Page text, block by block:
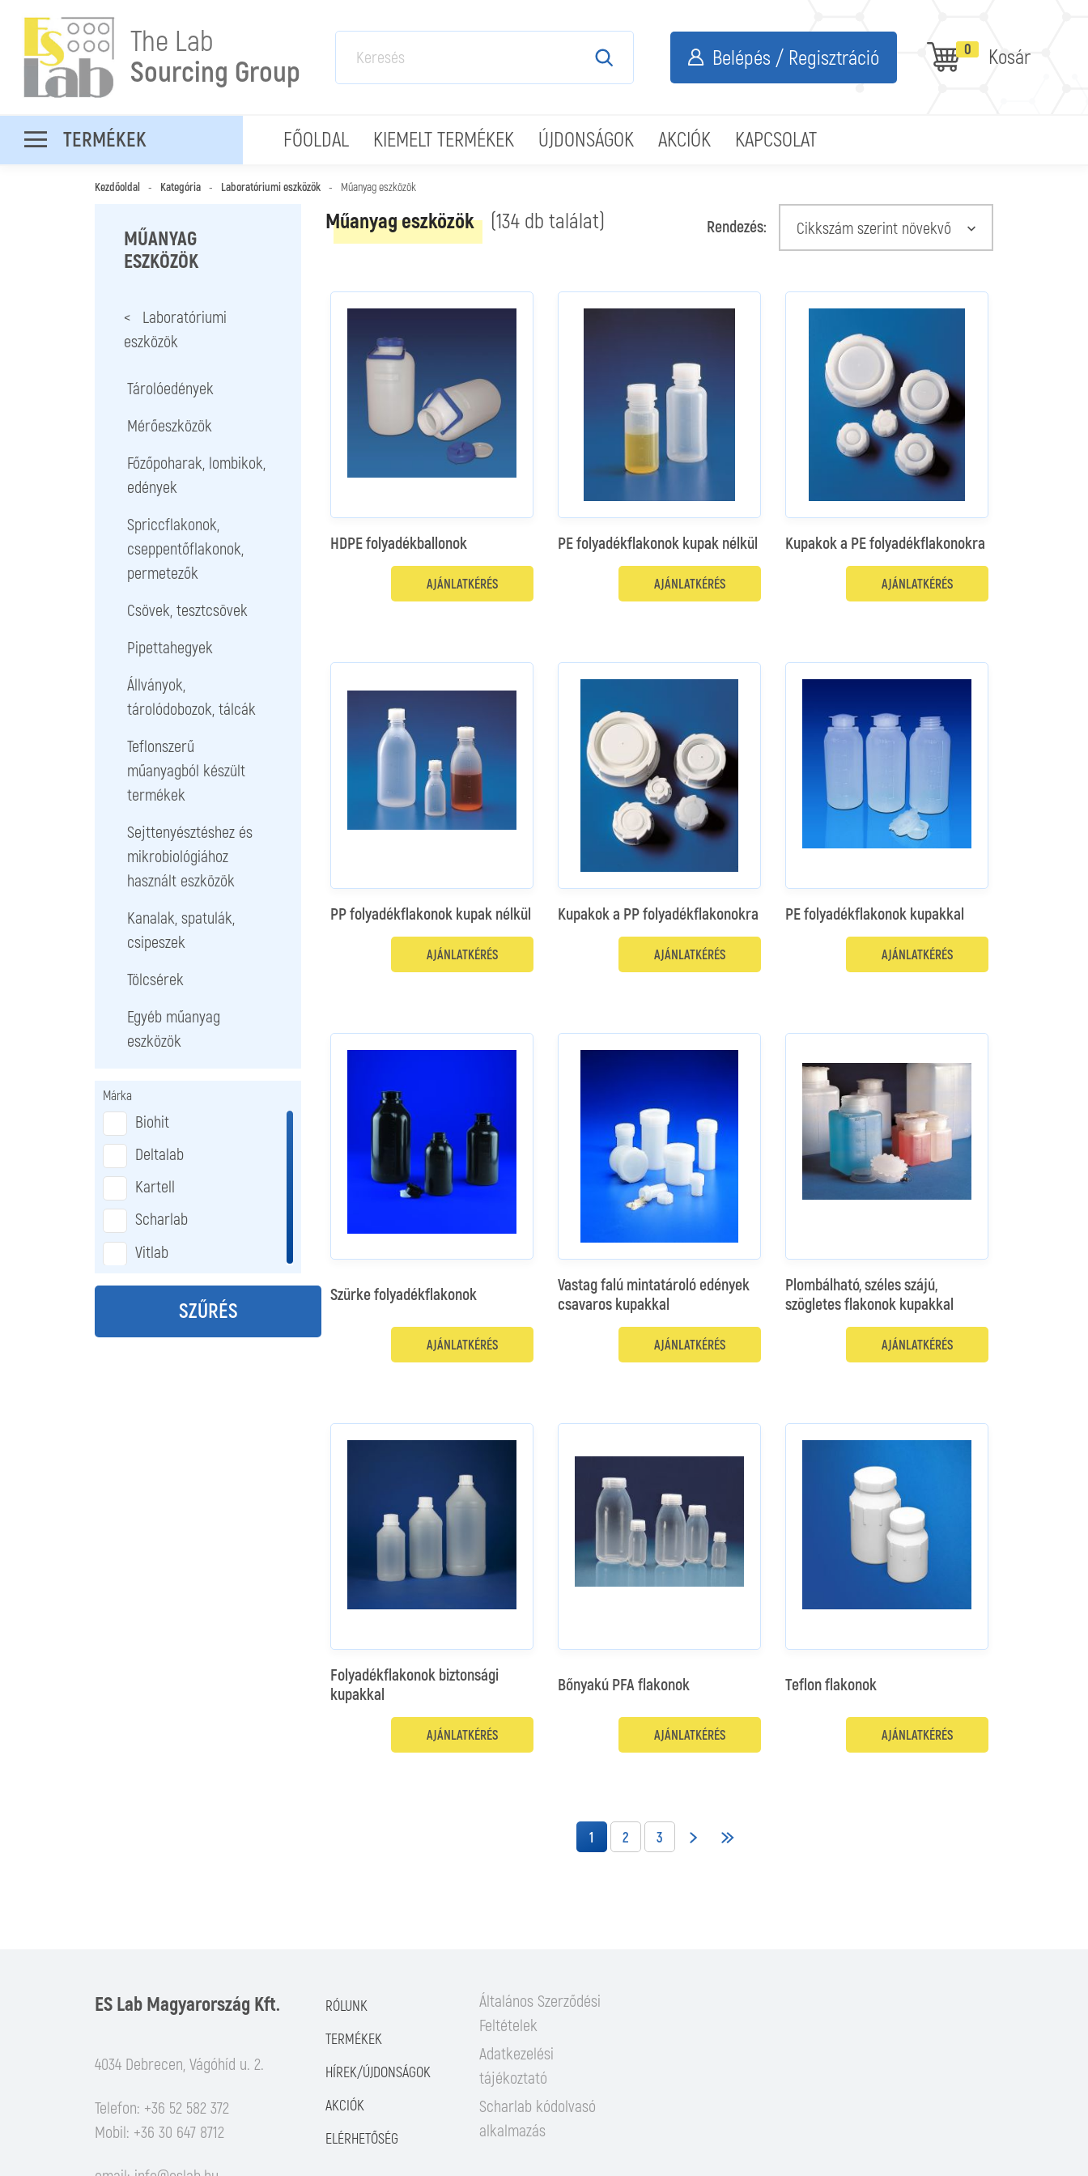
The Lab
Sourcing Group
Belépés / Regisztráció Kosár
0
TERMÉKEK FŐOLDAL KIEMELT TERMÉKEK ÚJDONSÁGOK AKCIÓK KAPCSOLAT
Kezdőoldal - Kategória - Laboratóriumi eszközök - Műanyag eszközök
MŰANYAG
ESZKÖZÖK
< Laboratóriumi
eszközök
Tárolóedények
Mérőeszközök
Főzőpoharak, lombikok,
edények
Spriccflakonok,
cseppentőflakonok,
permetezők
Csövek, tesztcsövek
Pipettahegyek
Állványok,
tárolódobozok, tálcák
Teflonszerű
műanyagból készült
termékek
Sejttenyésztéshez és
mikrobiológiához
használt eszközök
Kanalak, spatulák,
csipeszek
Tölcsérek
Egyéb műanyag
eszközök
Márka
Biohit
Deltalab
Kartell
Scharlab
Vitlab
SZŰRÉS
Műanyag eszközök (134 db találat) Rendezés: Cikkszám szerint növekvő
HDPE folyadékballonok
AJÁNLATKÉRÉS
PE folyadékflakonok kupak nélkül
AJÁNLATKÉRÉS
Kupakok a PE folyadékflakonokra
AJÁNLATKÉRÉS
PP folyadékflakonok kupak nélkül
AJÁNLATKÉRÉS
Kupakok a PP folyadékflakonokra
AJÁNLATKÉRÉS
PE folyadékflakonok kupakkal
AJÁNLATKÉRÉS
Szürke folyadékflakonok
AJÁNLATKÉRÉS
Vastag falú mintatároló edények
csavaros kupakkal
AJÁNLATKÉRÉS
Plombálható, széles szájú,
szögletes flakonok kupakkal
AJÁNLATKÉRÉS
Folyadékflakonok biztonsági
kupakkal
AJÁNLATKÉRÉS
Bőnyakú PFA flakonok
AJÁNLATKÉRÉS
Teflon flakonok
AJÁNLATKÉRÉS
1 2 3
ES Lab Magyarország Kft.
4034 Debrecen, Vágóhíd u. 2.
Telefon: +36 52 582 372
Mobil: +36 30 647 8712
RÓLUNK
TERMÉKEK
HÍREK/ÚJDONSÁGOK
AKCIÓK
ELÉRHETŐSÉG
Általános Szerződési
Feltételek
Adatkezelési
tájékoztató
Scharlab kódolvasó
alkalmazás